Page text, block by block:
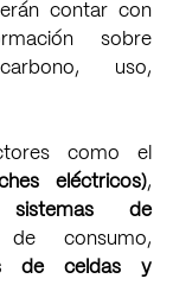
contar con
sobre
uso,
como el
eléctricos),
sistemas de
consumo,
de celdas y